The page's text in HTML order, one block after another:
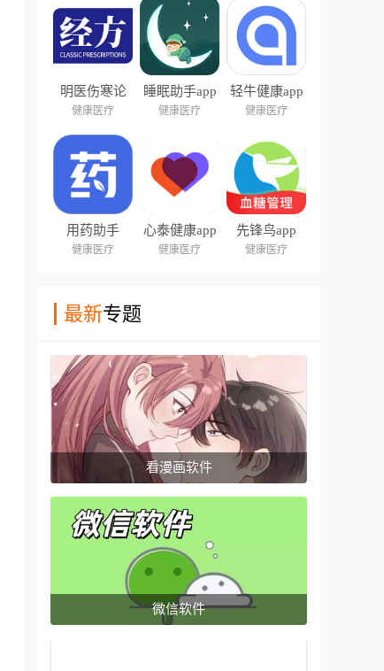
明医伤寒论
app
健康医疗
睡眠助手app
健康医疗
轻牛健康app
健康医疗
用药助手
健康医疗
心泰健康app
健康医疗
先锋鸟app
健康医疗
最新专题
看漫画软件
微信软件